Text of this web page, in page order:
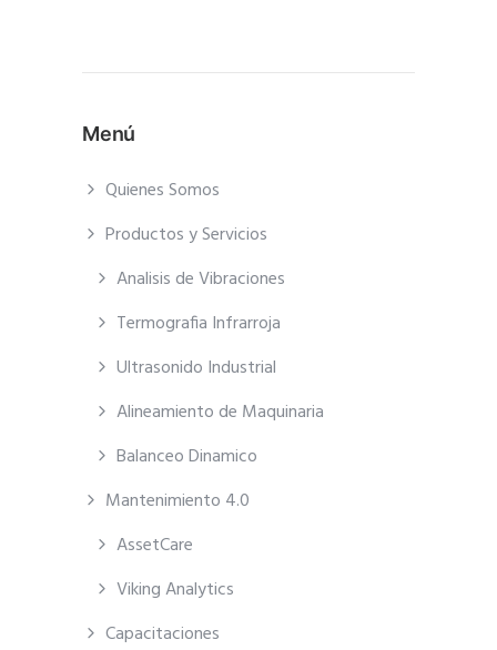
Menú
Quienes Somos
Productos y Servicios
Analisis de Vibraciones
Termografia Infrarroja
Ultrasonido Industrial
Alineamiento de Maquinaria
Balanceo Dinamico
Mantenimiento 4.0
AssetCare
Viking Analytics
Capacitaciones